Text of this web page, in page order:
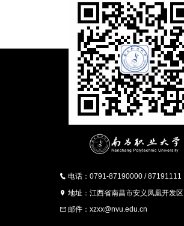
电话：0791-87190000 / 87191111
地址：江西省南昌市安义凤凰开发区
邮件：xzxx@nvu.edu.cn